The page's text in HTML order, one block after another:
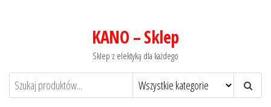
KANO – Sklep
Sklep z elektyką dla każdego